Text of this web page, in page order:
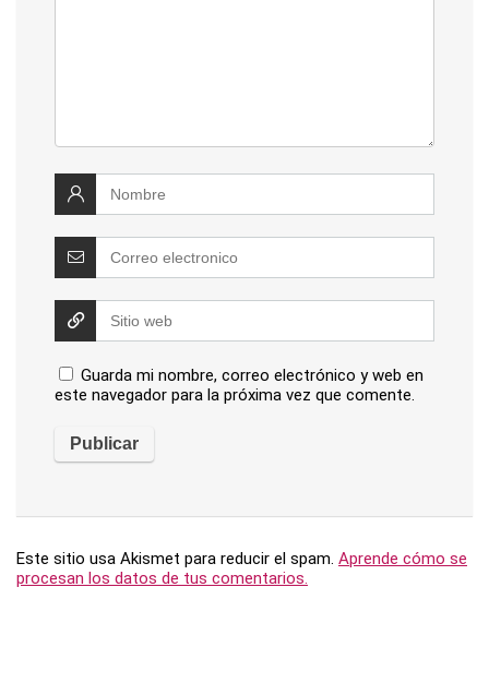
Guarda mi nombre, correo electrónico y web en
este navegador para la próxima vez que comente.
Este sitio usa Akismet para reducir el spam. Aprende cómo se
procesan los datos de tus comentarios.